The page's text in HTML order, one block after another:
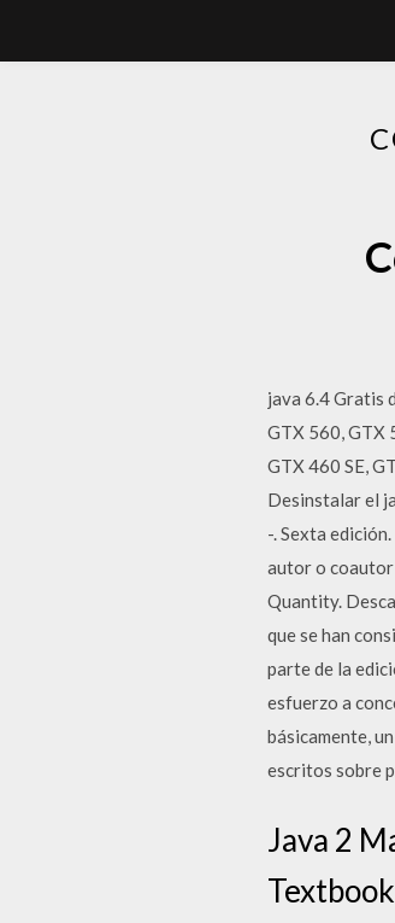
java 6.4 Gratis
GTX 560, GTX
GTX 460 SE,
Desinstalar el
-. Sexta
autor o coautor
Quantity.
que se han
parte de la
esfuerzo a
básicamente,
escritos sobre
Java 2